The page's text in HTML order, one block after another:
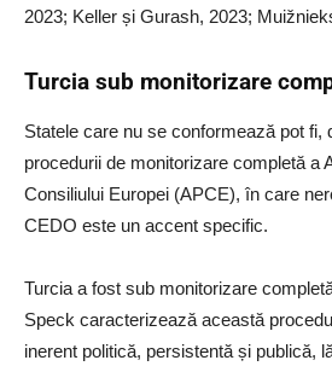
2023; Keller și Gurash, 2023;
Turcia sub monitorizare
Statele care nu se conformează pot fi,
procedurii de monitorizare completă a
Consiliului Europei (APCE), în care
CEDO este un accent specific.
Turcia a fost sub monitorizare
Speck caracterizează această
inerent politică, persistentă și publică,